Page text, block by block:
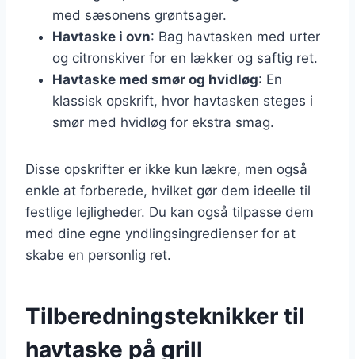
med sæsonens grøntsager.
Havtaske i ovn: Bag havtasken med urter
og citronskiver for en lækker og saftig ret.
Havtaske med smør og hvidløg: En
klassisk opskrift, hvor havtasken steges i
smør med hvidløg for ekstra smag.
Disse opskrifter er ikke kun lækre, men også
enkle at forberede, hvilket gør dem ideelle til
festlige lejligheder. Du kan også tilpasse dem
med dine egne yndlingsingredienser for at
skabe en personlig ret.
Tilberedningsteknikker til
havtaske på grill